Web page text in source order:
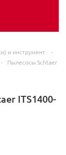
и инструмент
-
-
Пылесосы Schtaer
ITS1400-